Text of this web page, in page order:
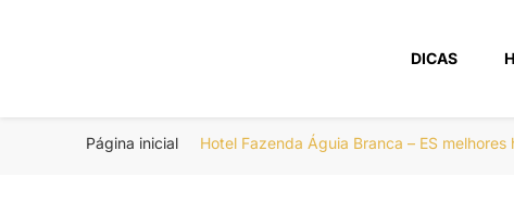
Portal Boa Viagem
DICAS
Página inicial Hotel Fazenda Águia Branca – ES